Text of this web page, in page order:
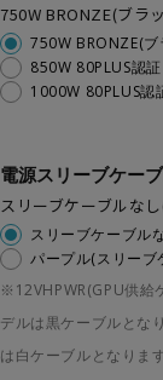
750W BRONZE(ブラ
750W BRONZE(
850W 80PLUS認
1000W 80PLUS認
電源スリーブケー
スリーブケーブルな
スリーブケーブル
パープル(スリーブ
※12VHPWR(GPU供給
デルは黒ケーブルとな
は白ケーブルとなりま